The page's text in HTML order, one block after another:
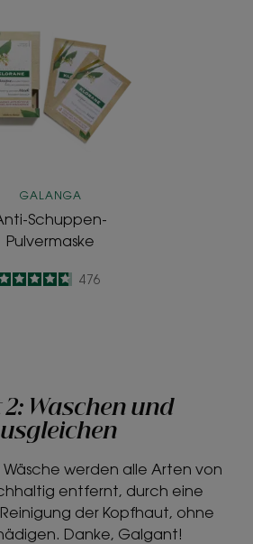
Pulvermaske
GALANGA
Schuppen-
Pulvermaske
4.7
/
5
476
Waschen und
werden alle Arten von
entfernt, durch eine
der Kopfhaut, ohne
Danke, Galgant!